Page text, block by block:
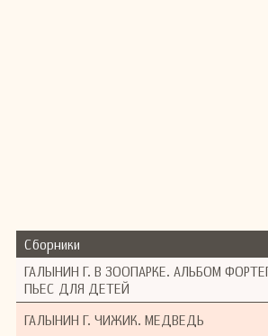
Сборники
ГАЛЫНИН Г. В ЗООПАРКЕ. АЛЬБОМ
ПЬЕС ДЛЯ ДЕТЕЙ
ГАЛЫНИН Г. ЧИЖИК. МЕДВЕДЬ